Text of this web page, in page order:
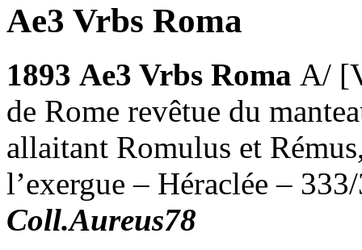
Ae3 Vrbs Roma
1893 Ae3 Vrbs Roma A/
de Rome revêtue du
allaitant Romulus et
l’exergue – Héraclée –
Coll.Aureus78